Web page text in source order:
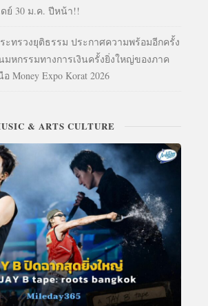
ดย์ 30 ม.ค. ปีหน้า!!
ะทรวงยุติธรรม ประกาศความพร้อมอีกครั้ง
มหกรรมทางการเงินครั้งยิ่งใหญ่ของภาค
Money Expo Korat 2026
& ARTS CULTURE